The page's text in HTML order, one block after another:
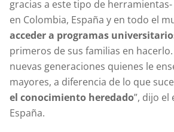
gracias a este tipo de
en Colombia, España y en todo el
acceder a programas
primeros de sus familias en
nuevas generaciones quienes le
mayores, a diferencia de lo que
el conocimiento heredado”, dijo el
España.